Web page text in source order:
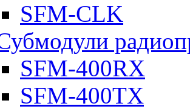
SFM-CLK
SFM-400RX
SFM-400TX